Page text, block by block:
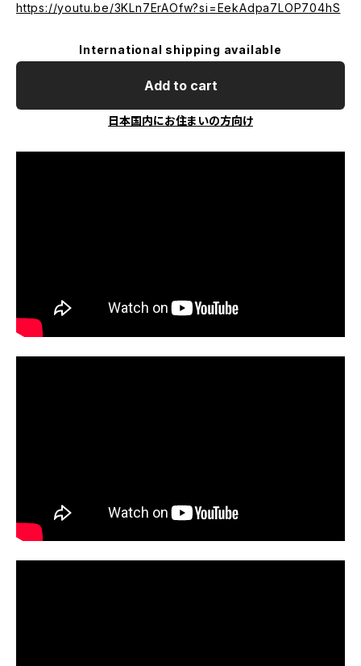
https://youtu.be/3KLn7ErAOfw?si=EekAdpa7LOP704hS
International shipping available
Add to cart
日本国内にお住まいの方向け